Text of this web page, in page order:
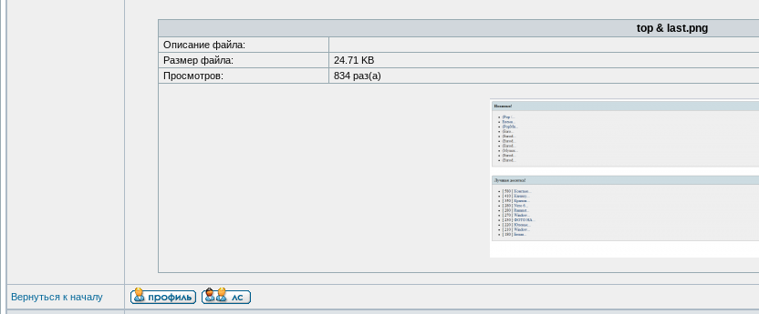
top & last.png
Описание файла:
Размер файла:
24.71 KB
Просмотров:
834 раз(а)
Вернуться к началу